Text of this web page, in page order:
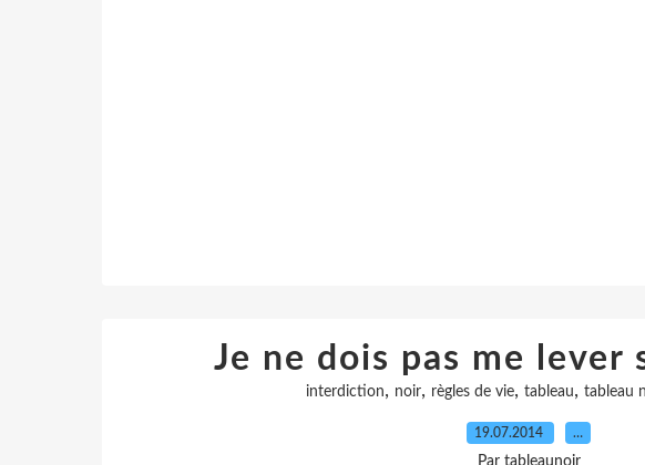
Je ne dois pas me lever
interdiction, noir, règles de vie, tableau, tableau
19.07.2014 …
Par tableaunoir